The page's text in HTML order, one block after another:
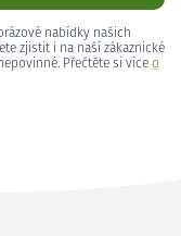
nabídky našich
zjistit i na naší zákaznické
Přečtěte si více o